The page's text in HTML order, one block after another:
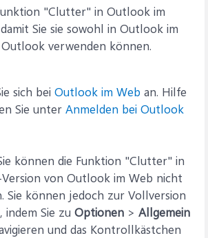
"Clutter" in Outlook im
Sie sie sowohl in Outlook im
verwenden können.
sich bei Outlook im Web an. Hilfe
Sie unter Anmelden bei Outlook
können die Funktion "Clutter" in
von Outlook im Web nicht
Sie können jedoch zur Vollversion
indem Sie zu Optionen > Allgemein
und das Kontrollkästchen